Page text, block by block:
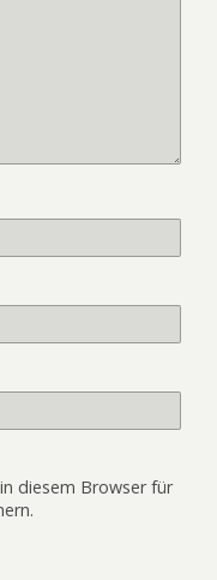
diesem Browser für